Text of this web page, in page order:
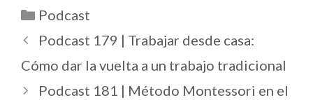
Podcast
Podcast 179 | Trabajar desde casa:
Cómo dar la vuelta a un trabajo tradicional
Podcast 181 | Método Montessori en el